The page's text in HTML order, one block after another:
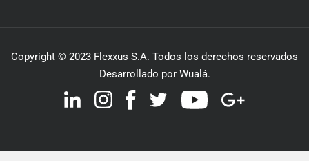
Copyright © 2023 Flexxus S.A. Todos los derechos reservados
Desarrollado por Wualá.